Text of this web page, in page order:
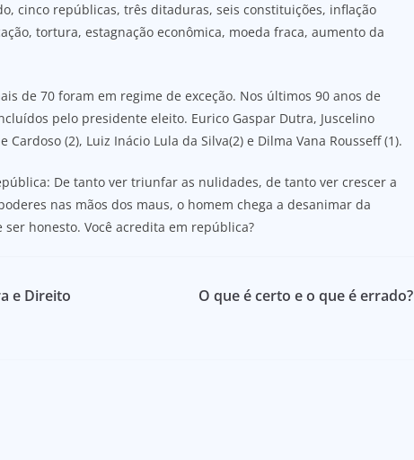
cinco repúblicas, três ditaduras, seis constituições, inflação
tortura, estagnação econômica, moeda fraca, aumento da
de 70 foram em regime de exceção. Nos últimos 90 anos de
pelo presidente eleito. Eurico Gaspar Dutra, Juscelino
(2), Luiz Inácio Lula da Silva(2) e Dilma Vana Rousseff (1).
De tanto ver triunfar as nulidades, de tanto ver crescer a
nas mãos dos maus, o homem chega a desanimar da
honesto. Você acredita em república?
e Direito
O que é certo e o que é errado?